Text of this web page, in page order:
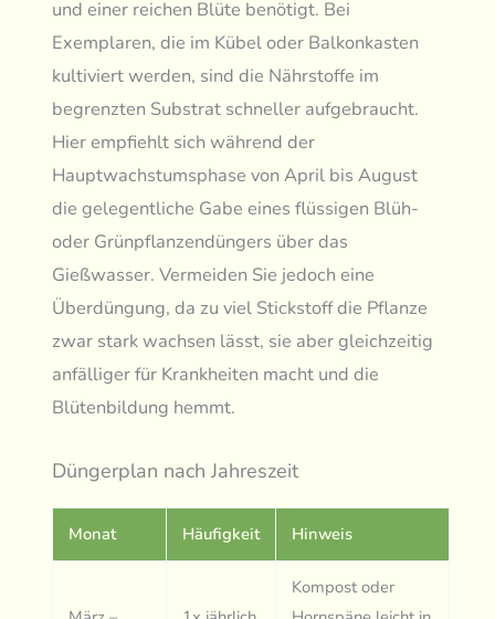
und einer reichen Blüte benötigt. Bei
Exemplaren, die im Kübel oder Balkonkasten
kultiviert werden, sind die Nährstoffe im
begrenzten Substrat schneller aufgebraucht.
Hier empfiehlt sich während der
Hauptwachstumsphase von April bis August
die gelegentliche Gabe eines flüssigen Blüh-
oder Grünpflanzendüngers über das
Gießwasser. Vermeiden Sie jedoch eine
Überdüngung, da zu viel Stickstoff die Pflanze
zwar stark wachsen lässt, sie aber gleichzeitig
anfälliger für Krankheiten macht und die
Blütenbildung hemmt.
Düngerplan nach Jahreszeit
Monat Häufigkeit Hinweis
Kompost oder